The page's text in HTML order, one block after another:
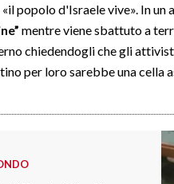
«il popolo d'Israele vive». In
mentre viene sbattuto a
chiedendogli che gli
per loro sarebbe una cella